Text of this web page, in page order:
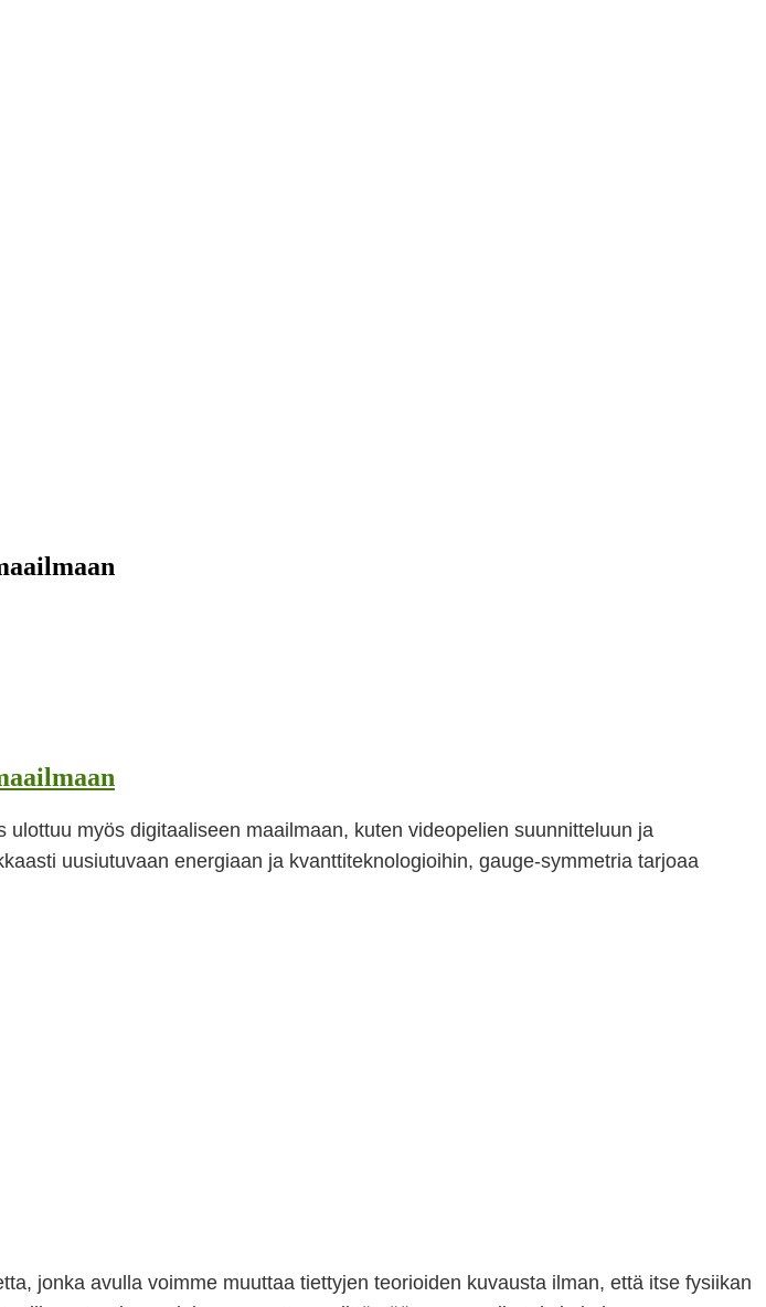
myös digitaaliseen maailmaan, kuten videopelien suunnitteluun ja
uusiutuvaan energiaan ja kvanttiteknologioihin, gauge-symmetria tarjoaa
jonka avulla voimme muuttaa tiettyjen teorioiden kuvausta ilman, että itse fysiikan